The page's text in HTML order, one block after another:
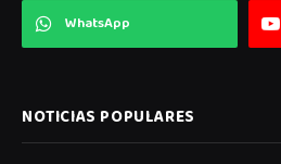
WhatsApp
NOTICIAS POPULARES